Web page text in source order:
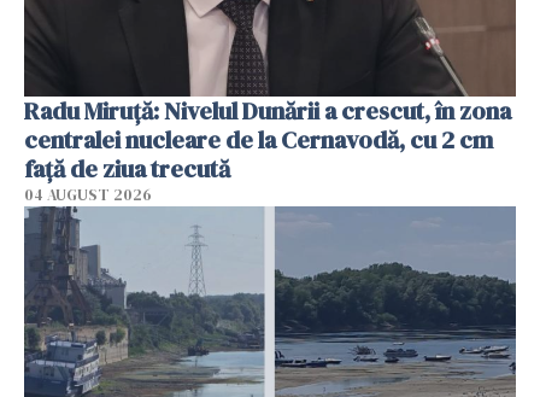
Radu Miruţă: Nivelul Dunării a crescut, în zona
centralei nucleare de la Cernavodă, cu 2 cm
faţă de ziua trecută
04 AUGUST 2026